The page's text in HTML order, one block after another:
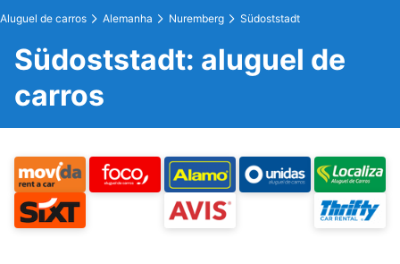
Aluguel de carros Alemanha Nuremberg Südoststadt
Südoststadt: aluguel de
carros